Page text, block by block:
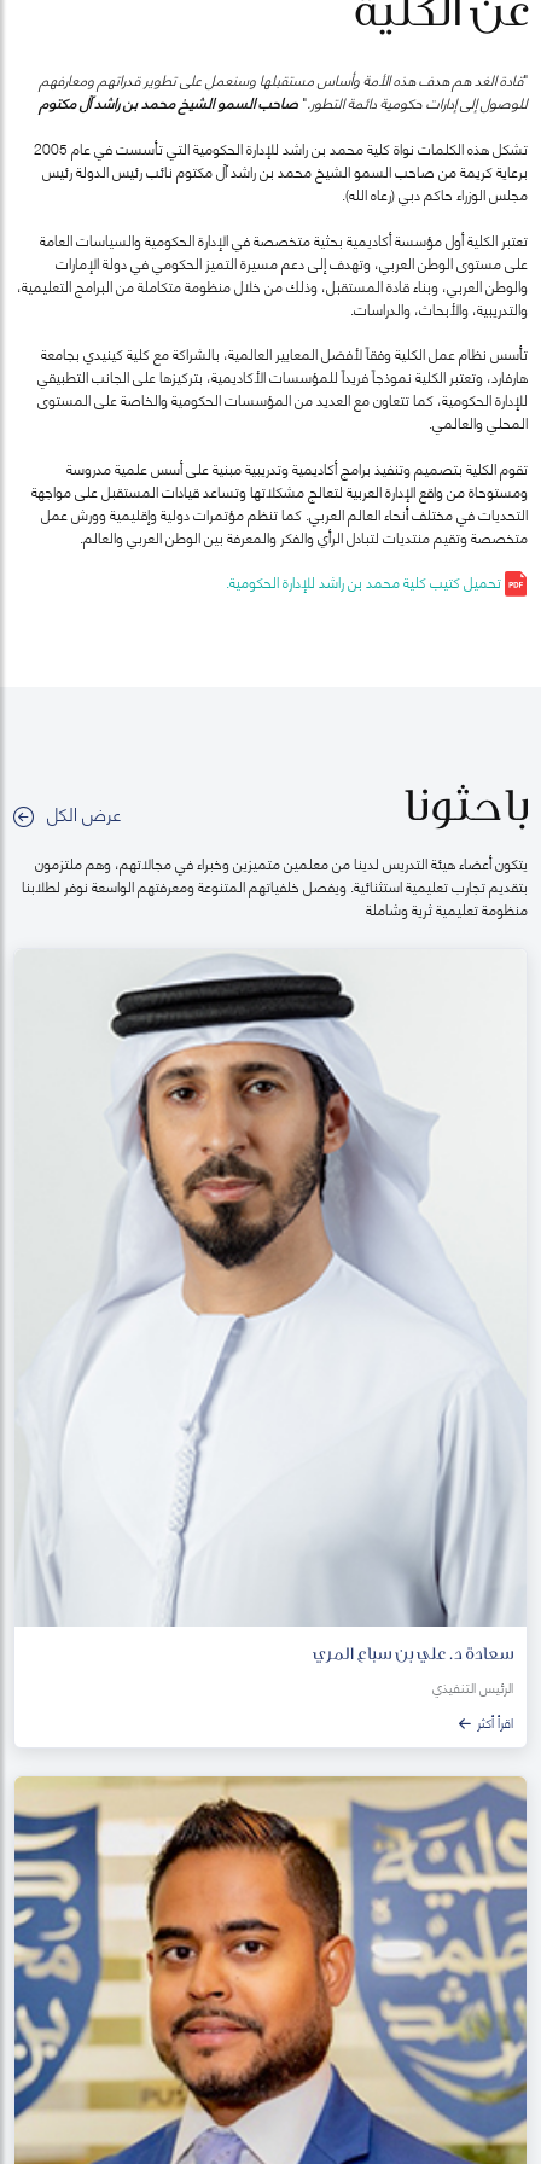
"قادة الغد هم هدف هذه الأمة وأساس مستقبلها وسنعمل على تطوير قدراتهم ومعارفهم
للوصول إلى إدارات حكومية دائمة التطور."صاحب السمو الشيخ محمد بن راشد آل مكتوم
تشكل هذه الكلمات نواة كلية محمد بن راشد للإدارة الحكومية التي تأسست في عام 2005
برعاية كريمة من صاحب السمو الشيخ محمد بن راشد آل مكتوم نائب رئيس الدولة رئيس
مجلس الوزراء حاكم دبي (رعاه الله).
تعتبر الكلية أول مؤسسة أكاديمية بحثية متخصصة في الإدارة الحكومية والسياسات العامة
على مستوى الوطن العربي، وتهدف إلى دعم مسيرة التميز الحكومي في دولة الإمارات
والوطن العربي، وبناء قادة المستقبل، وذلك من خلال منظومة متكاملة من البرامج التعليمية،
والتدريبية، والأبحاث، والدراسات.
تأسس نظام عمل الكلية وفقاً لأفضل المعايير العالمية، بالشراكة مع كلية كينيدي بجامعة
هارفارد، وتعتبر الكلية نموذجاً فريداً للمؤسسات الأكاديمية، بتركيزها على الجانب التطبيقي
للإدارة الحكومية، كما تتعاون مع العديد من المؤسسات الحكومية والخاصة على المستوى
المحلي والعالمي.
تقوم الكلية بتصميم وتنفيذ برامج أكاديمية وتدريبية مبنية على أسس علمية مدروسة
ومستوحاة من واقع الإدارة العربية لتعالج مشكلاتها وتساعد قيادات المستقبل على مواجهة
التحديات في مختلف أنحاء العالم العربي. كما تنظم مؤتمرات دولية وإقليمية وورش عمل
متخصصة وتقيم منتديات لتبادل الرأي والفكر والمعرفة بين الوطن العربي والعالم.
تحميل كتيب كلية محمد بن راشد للإدارة الحكومية.
باحثونا عرض الكل
يتكون أعضاء هيئة التدريس لدينا من معلمين متميزين وخبراء في مجالاتهم، وهم ملتزمون
بتقديم تجارب تعليمية استثنائية. ويفصل خلفياتهم المتنوعة ومعرفتهم الواسعة نوفر لطلابنا
منظومة تعليمية ثرية وشاملة
سعادة د. علي بن سباع المري
الرئيس التنفيذي
اقرأ أكثر